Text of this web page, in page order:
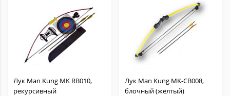
Лук Man Kung MK RB010,
рекурсивный
Лук Man Kung MK-CB008,
блочный (желтый)